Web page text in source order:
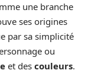
une branche
ses origines
par sa simplicité
ou
et des couleurs.